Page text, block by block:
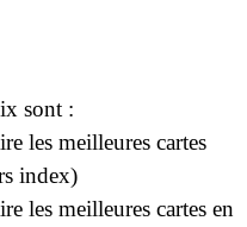
sont :
les meilleures cartes
index)
les meilleures cartes en